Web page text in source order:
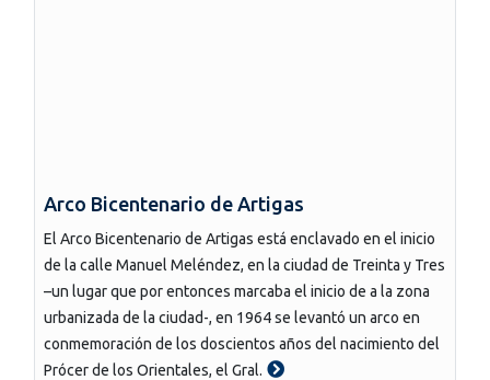
Arco Bicentenario de Artigas
El Arco Bicentenario de Artigas está enclavado en el inicio
de la calle Manuel Meléndez, en la ciudad de Treinta y Tres
–un lugar que por entonces marcaba el inicio de a la zona
urbanizada de la ciudad-, en 1964 se levantó un arco en
conmemoración de los doscientos años del nacimiento del
Prócer de los Orientales, el Gral.